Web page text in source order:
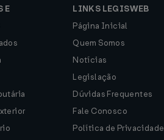
E
LINKS LEGISWEB
Página Inicial
Quem Somos
Notícias
Legislação
Dúvidas Frequentes
Fale Conosco
Política de Privacidade